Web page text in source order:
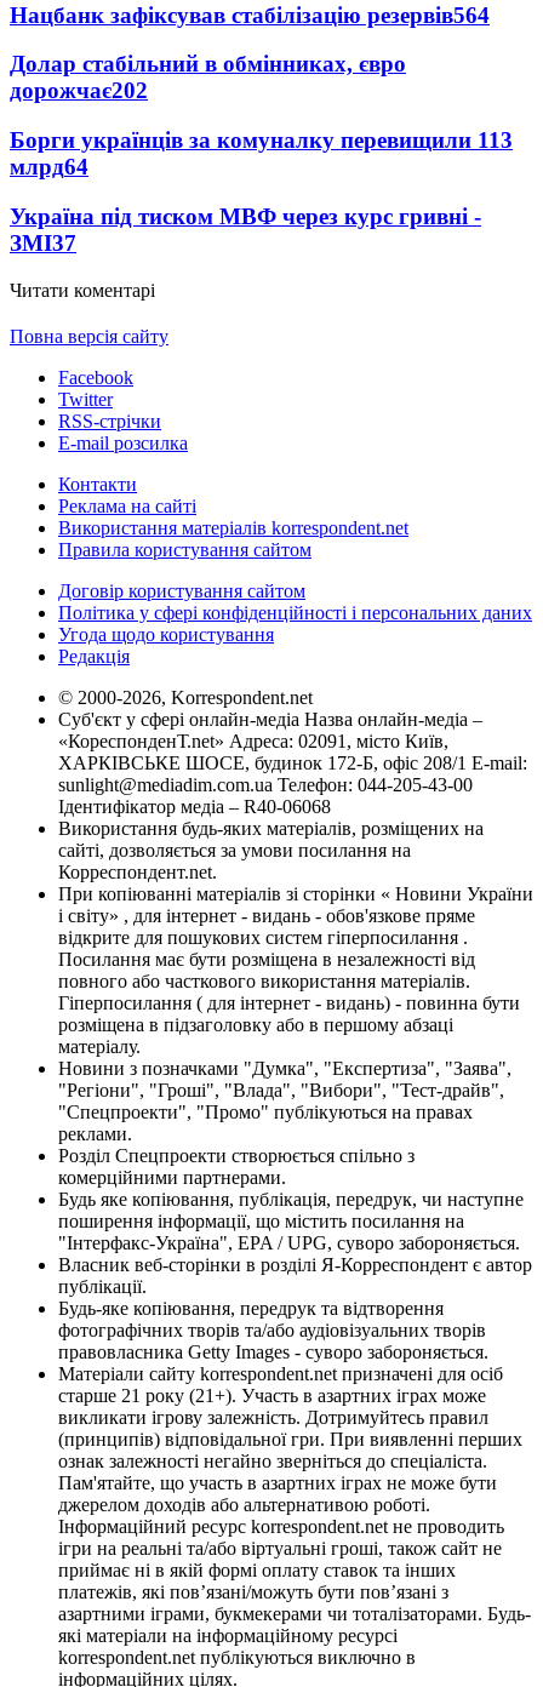
Нацбанк зафіксував стабілізацію резервів564
Долар стабільний в обмінниках, євро
дорожчає202
Борги українців за комуналку перевищили 113
млрд64
Україна під тиском МВФ через курс гривні -
ЗМІ37
Читати коментарі
Повна версія сайту
Facebook
Twitter
RSS-стрічки
E-mail розсилка
Контакти
Реклама на сайті
Використання матеріалів korrespondent.net
Правила користування сайтом
Договір користування сайтом
Політика у сфері конфіденційності і персональних даних
Угода щодо користування
Редакція
© 2000-2026, Korrespondent.net
Суб'єкт у сфері онлайн-медіа Назва онлайн-медіа –
«КореспонденТ.net» Адреса: 02091, місто Київ,
ХАРКІВСЬКЕ ШОСЕ, будинок 172-Б, офіс 208/1 E-mail:
sunlight@mediadim.com.ua Телефон: 044-205-43-00
Ідентифікатор медіа – R40-06068
Використання будь-яких матеріалів, розміщених на
сайті, дозволяється за умови посилання на
Корреспондент.net.
При копіюванні матеріалів зі сторінки « Новини України
і світу» , для інтернет - видань - обов'язкове пряме
відкрите для пошукових систем гіперпосилання .
Посилання має бути розміщена в незалежності від
повного або часткового використання матеріалів.
Гіперпосилання ( для інтернет - видань) - повинна бути
розміщена в підзаголовку або в першому абзаці
матеріалу.
Новини з позначками "Думка", "Експертиза", "Заява",
"Регіони", "Гроші", "Влада", "Вибори", "Тест-драйв",
"Спецпроекти", "Промо" публікуються на правах
реклами.
Розділ Спецпроекти створюється спільно з
комерційними партнерами.
Будь яке копіювання, публікація, передрук, чи наступне
поширення інформації, що містить посилання на
"Інтерфакс-Україна", EPA / UPG, суворо забороняється.
Власник веб-сторінки в розділі Я-Корреспондент є автор
публікації.
Будь-яке копіювання, передрук та відтворення
фотографічних творів та/або аудіовізуальних творів
правовласника Getty Images - суворо забороняється.
Матеріали сайту korrespondent.net призначені для осіб
старше 21 року (21+). Участь в азартних іграх може
викликати ігрову залежність. Дотримуйтесь правил
(принципів) відповідальної гри. При виявленні перших
ознак залежності негайно зверніться до спеціаліста.
Пам'ятайте, що участь в азартних іграх не може бути
джерелом доходів або альтернативою роботі.
Інформаційний ресурс korrespondent.net не проводить
ігри на реальні та/або віртуальні гроші, також сайт не
приймає ні в якій формі оплату ставок та інших
платежів, які пов’язані/можуть бути пов’язані з
азартними іграми, букмекерами чи тоталізаторами. Будь-
які матеріали на інформаційному ресурсі
korrespondent.net публікуються виключно в
інформаційних цілях.